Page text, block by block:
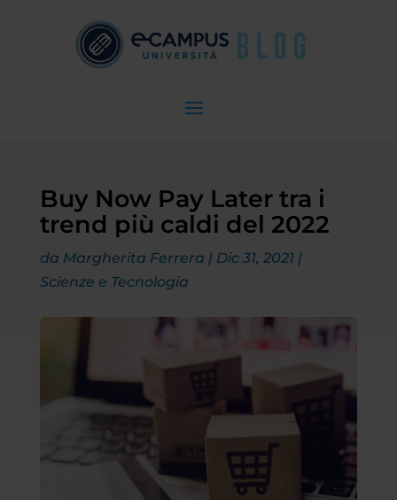
Buy Now Pay Later tra i
trend più caldi del 2022
da Margherita Ferrera | Dic 31, 2021|
Scienze e Tecnologia